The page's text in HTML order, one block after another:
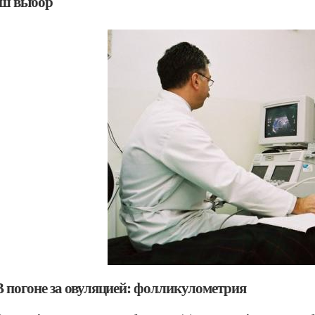
погоне за овуляцией: фолликулометрия